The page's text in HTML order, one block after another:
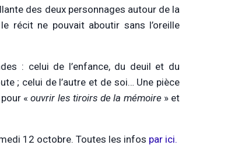
des deux personnages autour de la
récit ne pouvait aboutir sans l’oreille
: celui de l’enfance, du deuil et du
; celui de l’autre et de soi… Une pièce
pour «ouvrir les tiroirs de la mémoire » et
12 octobre. Toutes les infos par ici.